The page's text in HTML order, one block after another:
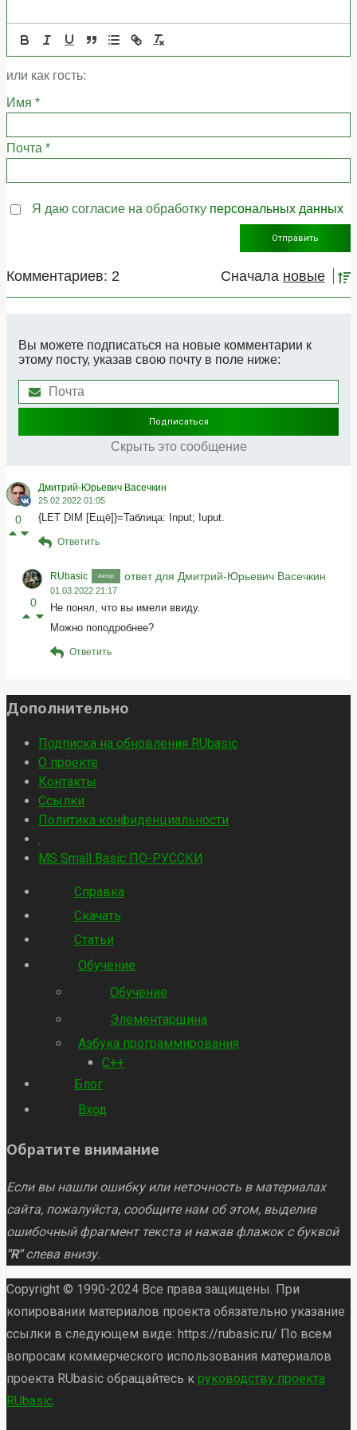
или как гость:
Имя *
Почта *
Я даю согласие на обработку персональных данных
Комментариев: 2 Сначала новые
Вы можете подписаться на новые комментарии к
этому посту, указав свою почту в поле ниже:
Скрыть это сообщение
0
Дмитрий-Юрьевич Васечкин
25.02.2022 01:05
{LET DIM [Ещё]}=Таблица: Input; Iuput.
Ответить
0
RUbasic Автор ответ для Дмитрий-Юрьевич Васечкин
01.03.2022 21:17
Не понял, что вы имели ввиду.
Можно поподробнее?
Ответить
Дополнительно
Подписка на обновления RUbasic
О проекте
Контакты
Ссылки
Политика конфиденциальности
.
MS Small Basic ПО-РУССКИ
Справка
Скачать
Статьи
Обучение
Обучение
Элементарщина
Азбука программирования
C++
Блог
Вход
Обратите внимание
Если вы нашли ошибку или неточность в материалах
сайта, пожалуйста, сообщите нам об этом, выделив
ошибочный фрагмент текста и нажав флажок с буквой
"R"слева внизу.
Copyright © 1990-2024 Все права защищены. При
копировании материалов проекта обязательно указание
ссылки в следующем виде: https://rubasic.ru/ По всем
вопросам коммерческого использования материалов
проекта RUbasic обращайтесь к руководству проекта
RUbasic